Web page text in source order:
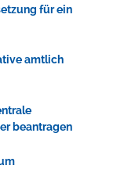
für ein
amtlich
beantragen